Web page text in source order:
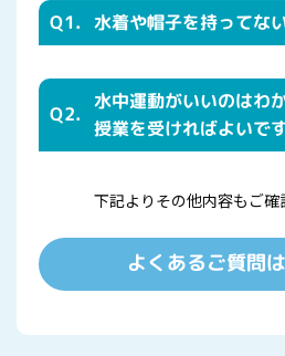
Q1. 水着や帽子を持ってな
まで丈のあるスパッツタイプのも
することもできます。
Q2.
水中運動がいいのはわ
授業を受ければよいで
めです。 少し慣れたら「アクアビ
楽しく続けられるはずです。 ※実
って異なりますので詳しくはお問
下記よりその他内容もご確
よくあるご質問